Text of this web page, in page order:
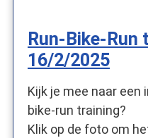
Run-Bike-Run
16/2/2025
Kijk je mee naar een
bike-run training?
Klik op de foto om